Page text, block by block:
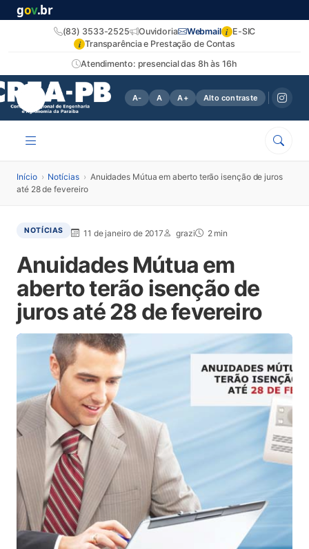
gov.br
Atendimento: presencial das 8h às 16h
(83) 3533-2525 Ouvidoria Webmail i E-SIC
i Transparência e Prestação de Contas
A- A A+ Alto contraste
Início › Notícias › Anuidades Mútua em aberto terão isenção de juros
até 28 de fevereiro
NOTÍCIAS 11 de janeiro de 2017 grazi 2 min
Anuidades Mútua em
aberto terão isenção de
juros até 28 de fevereiro